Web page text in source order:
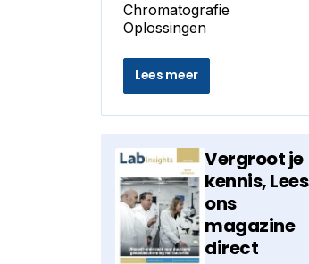
Chromatografie
Oplossingen
Lees meer
Vergroot je
kennis, Lees
ons
magazine
direct